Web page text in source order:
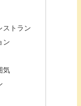
ストラン
ン
気